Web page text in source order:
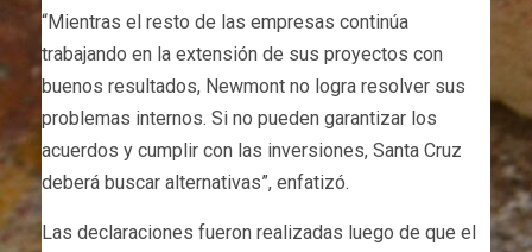
“Mientras el resto de las empresas continúa
trabajando en la extensión de sus proyectos con
buenos resultados, Newmont no logra resolver sus
problemas internos. Si no pueden garantizar los
acuerdos y cumplir con las inversiones, Santa Cruz
deberá buscar alternativas”, enfatizó.
Las declaraciones fueron realizadas luego de que el